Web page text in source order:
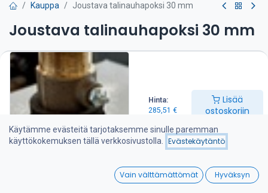
Hinta:
285,51 €
Lisää
ostoskoriin
Wishlist
Kauppa Joustava talinauhapoksi 30 mm
Joustava talinauhapoksi 30 mm
Ø 30 mm potkuriakselille talinauhatiivistyksellä. Talipoksi
kiinnitetään veneen Ø 42,4 mm vannasputkeen
paksuseinämäisellä, erikoisvalmisteisella, kudosvahvistetulla
kumiletkulla.
285,51€
Lisää ostoskoriin
Käytämme evästeitä tarjotaksemme sinulle paremman
käyttökokemuksen tällä verkkosivustolla.
Evästekäytäntö
Vain välttämättömät Hyväksyn